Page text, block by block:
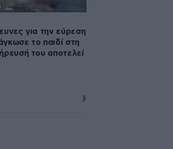
για την εύρεση
το παιδί στη
του αποτελεί